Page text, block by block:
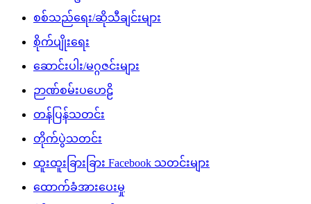
စစ်သည်ရေး/ဆိုသီချင်းများ
စိုက်ပျိုးရေး
ဆောင်းပါး/မဂ္ဂဇင်းများ
ဉာဏ်စမ်းပဟေဠိ
တန်ပြန်သတင်း
တိုက်ပွဲသတင်း
ထူးထူးခြားခြား Facebook သတင်းများ
ထောက်ခံအားပေးမှု